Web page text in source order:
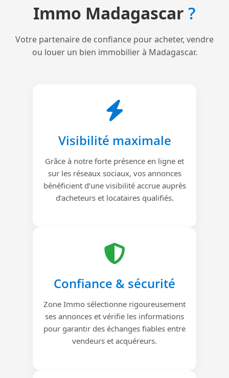
Immo Madagascar ?
Votre partenaire de confiance pour acheter, vendre
ou louer un bien immobilier à Madagascar.
Visibilité maximale
Grâce à notre forte présence en ligne et
sur les réseaux sociaux, vos annonces
bénéficient d’une visibilité accrue auprès
d’acheteurs et locataires qualifiés.
Confiance & sécurité
Zone Immo sélectionne rigoureusement
ses annonces et vérifie les informations
pour garantir des échanges fiables entre
vendeurs et acquéreurs.